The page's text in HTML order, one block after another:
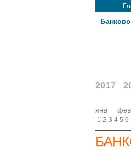
2017
янв фев
1 2 3 4 5 6